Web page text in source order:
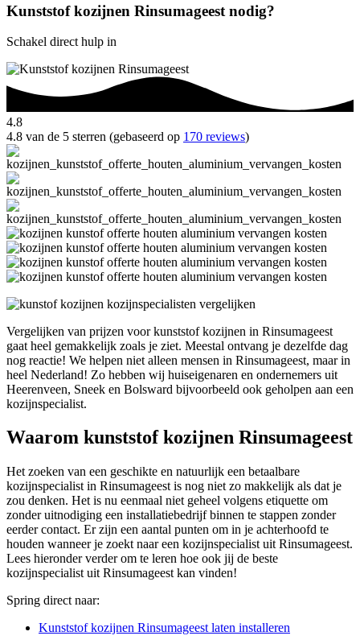
Kunststof kozijnen Rinsumageest nodig?
Schakel direct hulp in
4.8
4.8 van de 5 sterren (gebaseerd op 170 reviews)
Vergelijken van prijzen voor kunststof kozijnen in Rinsumageest
gaat heel gemakkelijk zoals je ziet. Meestal ontvang je dezelfde dag
nog reactie! We helpen niet alleen mensen in Rinsumageest, maar in
heel Nederland! Zo hebben wij huiseigenaren en ondernemers uit
Heerenveen, Sneek en Bolsward bijvoorbeeld ook geholpen aan een
kozijnspecialist.
Waarom kunststof kozijnen Rinsumageest
Het zoeken van een geschikte en natuurlijk een betaalbare
kozijnspecialist in Rinsumageest is nog niet zo makkelijk als dat je
zou denken. Het is nu eenmaal niet geheel volgens etiquette om
zonder uitnodiging een installatiebedrijf binnen te stappen zonder
eerder contact. Er zijn een aantal punten om in je achterhoofd te
houden wanneer je zoekt naar een kozijnspecialist uit Rinsumageest.
Lees hieronder verder om te leren hoe ook jij de beste
kozijnspecialist uit Rinsumageest kan vinden!
Spring direct naar:
Kunststof kozijnen Rinsumageest laten installeren